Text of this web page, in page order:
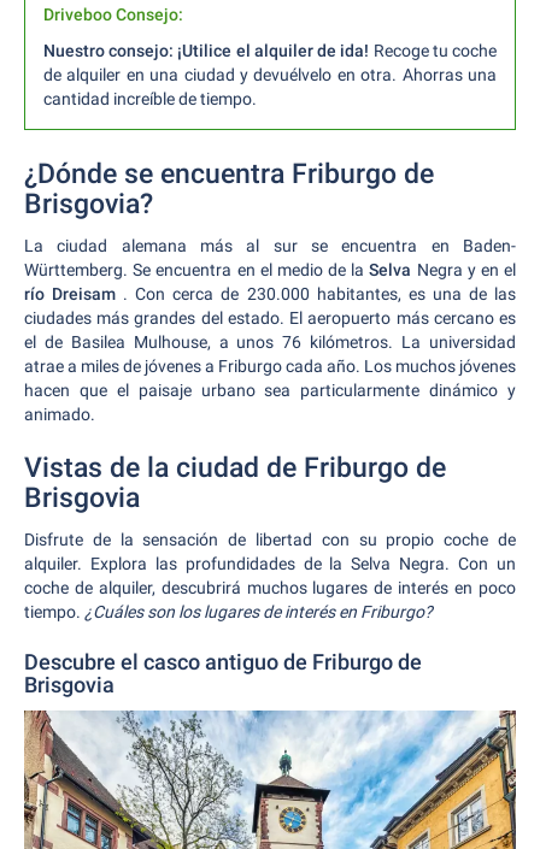
Driveboo Consejo:
Nuestro consejo: ¡Utilice el alquiler de ida! Recoge tu coche
de alquiler en una ciudad y devuélvelo en otra. Ahorras una
cantidad increíble de tiempo.
¿Dónde se encuentra Friburgo de
Brisgovia?
La ciudad alemana más al sur se encuentra en Baden-
Württemberg. Se encuentra en el medio de laSelva Negra y en el
río Dreisam . Con cerca de 230.000 habitantes, es una de las
ciudades más grandes del estado. El aeropuerto más cercano es
el de Basilea Mulhouse, a unos 76 kilómetros. La universidad
atrae a miles de jóvenes a Friburgo cada año. Los muchos jóvenes
hacen que el paisaje urbano sea particularmente dinámico y
animado.
Vistas de la ciudad de Friburgo de
Brisgovia
Disfrute de la sensación de libertad con su propio coche de
alquiler. Explora las profundidades de la Selva Negra. Con un
coche de alquiler, descubrirá muchos lugares de interés en poco
tiempo. ¿Cuáles son los lugares de interés en Friburgo?
Descubre el casco antiguo de Friburgo de
Brisgovia